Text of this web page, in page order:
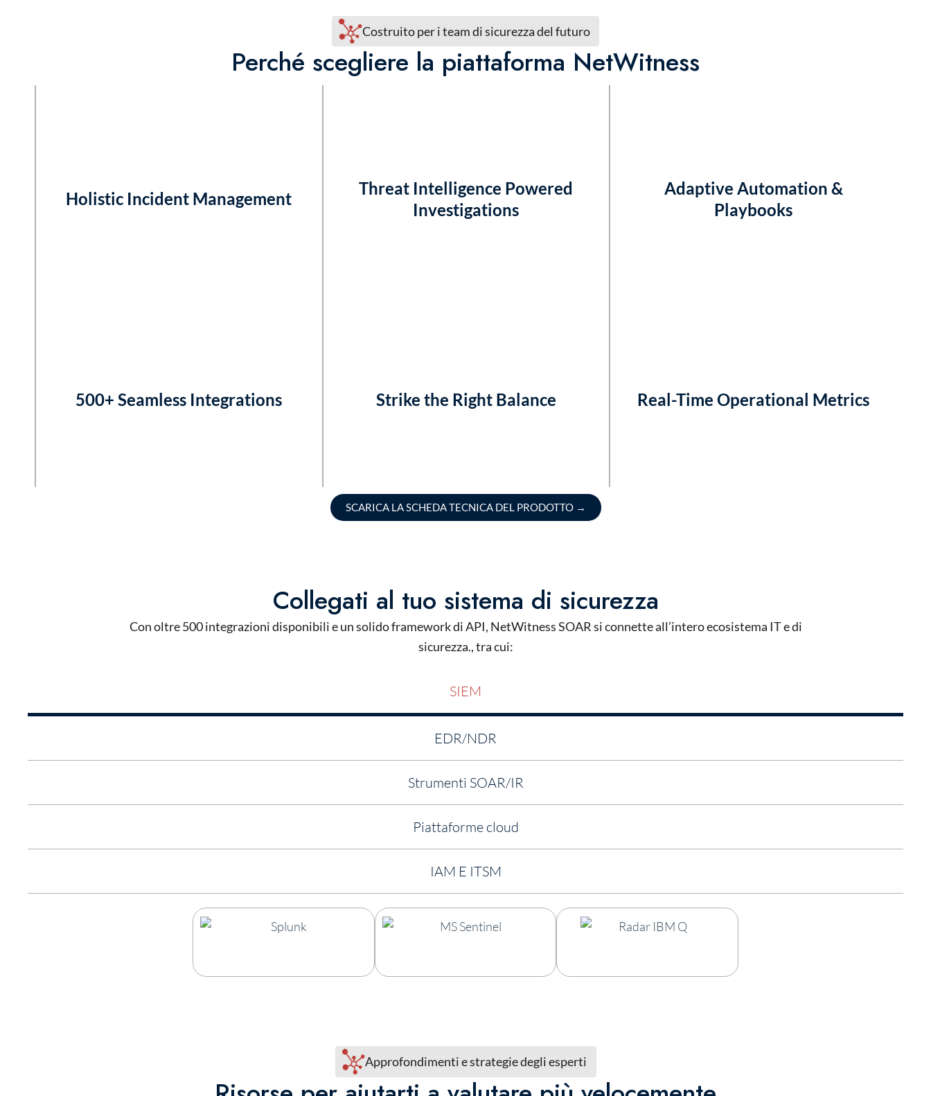
Costruito per i team di sicurezza del futuro
Perché scegliere la piattaforma NetWitness
Holistic Incident Management
Threat Intelligence Powered
Investigations
Adaptive Automation &
Playbooks
500+ Seamless Integrations Strike the Right Balance Real-Time Operational Metrics
SCARICA LA SCHEDA TECNICA DEL PRODOTTO →
Collegati al tuo sistema di sicurezza
Con oltre 500 integrazioni disponibili e un solido framework di API, NetWitnessSOAR si connette all’intero ecosistema IT e di
sicurezza.,tra cui:
SIEM
EDR/NDR
Strumenti SOAR/IR
Piattaforme cloud
IAM E ITSM
Approfondimenti e strategie degli esperti